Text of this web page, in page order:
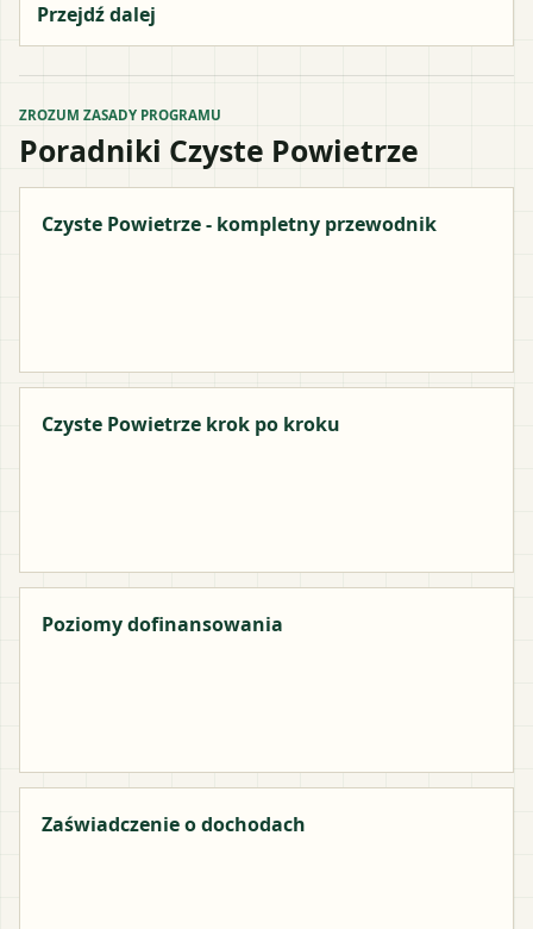
Przejdź dalej
ZROZUM ZASADY PROGRAMU
Poradniki Czyste Powietrze
Czyste Powietrze - kompletny przewodnik
Czyste Powietrze krok po kroku
Poziomy dofinansowania
Zaświadczenie o dochodach